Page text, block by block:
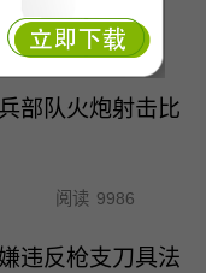
阅读 11801
部队火炮射击比
阅读 9986
违反枪支刀具法